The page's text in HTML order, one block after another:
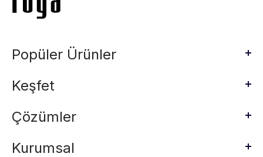
Popüler Ürünler
Keşfet
Çözümler
Kurumsal